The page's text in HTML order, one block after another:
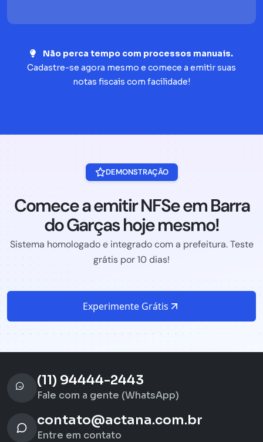
Não perca tempo com processos manuais.
Cadastre-se agora mesmo e comece a emitir suas
notas fiscais com facilidade!
DEMONSTRAÇÃO
Comece a emitir NFSe em Barra
do Garças hoje mesmo!
Sistema homologado e integrado com a prefeitura. Teste
grátis por 10 dias!
Experimente Grátis
(11) 94444-2443
Fale com a gente (WhatsApp)
contato@actana.com.br
Entre em contato